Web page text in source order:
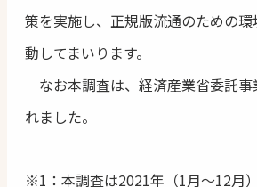
策を実施し、正規版流通のための
動してまいります。
なお本調査は、経済産業省委託
れました。
※1：本調査は2021年（1月～12月